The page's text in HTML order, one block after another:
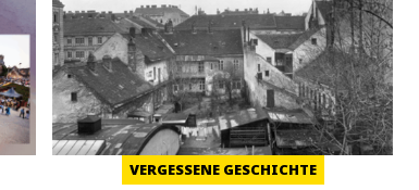
VERGESSENE GESCHICHTE